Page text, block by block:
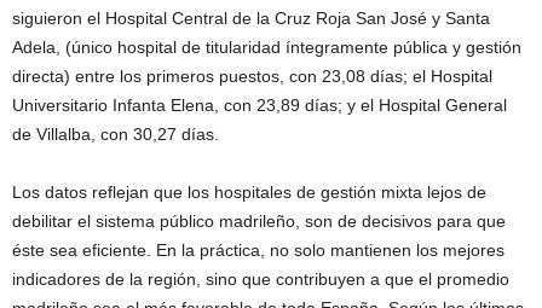
siguieron el Hospital Central de la Cruz Roja San José y Santa
Adela, (único hospital de titularidad íntegramente pública y gestión
directa) entre los primeros puestos, con 23,08 días; el Hospital
Universitario Infanta Elena, con 23,89 días; y el Hospital General
de Villalba, con 30,27 días.
Los datos reflejan que los hospitales de gestión mixta lejos de
debilitar el sistema público madrileño, son de decisivos para que
éste sea eficiente. En la práctica, no solo mantienen los mejores
indicadores de la región, sino que contribuyen a que el promedio